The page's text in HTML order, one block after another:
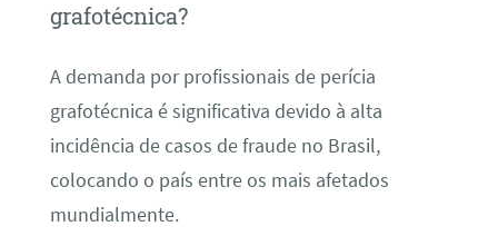
grafotécnica?
A demanda por profissionais de perícia
grafotécnica é significativa devido à alta
incidência de casos de fraude no Brasil,
colocando o país entre os mais afetados
mundialmente.